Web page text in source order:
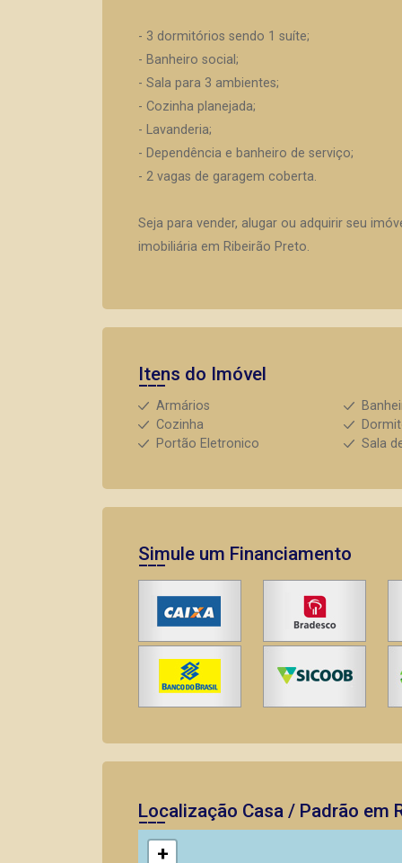
- 3 dormitórios sendo 1 suíte;
- Banheiro social;
- Sala para 3 ambientes;
- Cozinha planejada;
- Lavanderia;
- Dependência e banheiro de serviço;
- 2 vagas de garagem coberta.
Seja para vender, alugar ou adquirir seu
imobiliária em Ribeirão Preto.
Itens do Imóvel
Armários
Cozinha
Portão Eletronico
Sala
Simule um Financiamento
Localização Casa / Padrão em
+